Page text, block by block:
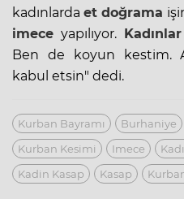
kadınlardaet doğrama
imece yapılıyor. Kadınlar
Ben de koyun kestim.
kabul etsin" dedi.
Kurban Bayramı Burhaniye
Kurban Kesimi
Imece
Kadin Kasap
Kasap